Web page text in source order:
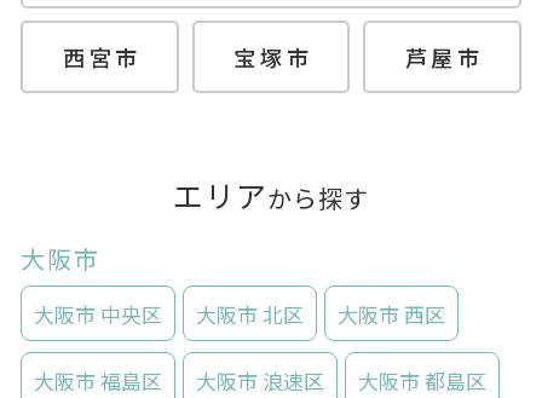
西宮市 宝塚市 芦屋市
エリアから探す
大阪市
大阪市 中央区 大阪市 北区 大阪市 西区
大阪市 福島区 大阪市 浪速区 大阪市 都島区